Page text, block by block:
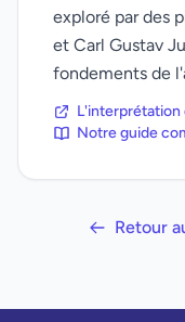
exploré par des
et Carl Gustav
fondements de
Notre guide
Retour